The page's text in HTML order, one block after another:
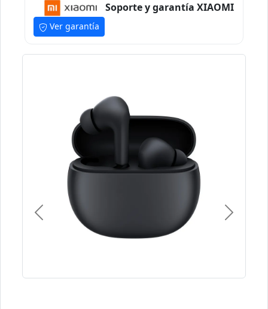
Soporte y garantía XIAOMI
Ver garantía
Previous Next